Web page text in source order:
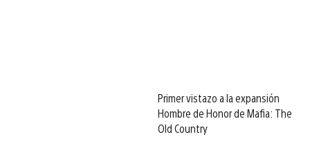
Primer vistazo a la expansión
Hombre de Honor de Mafia: The
Old Country